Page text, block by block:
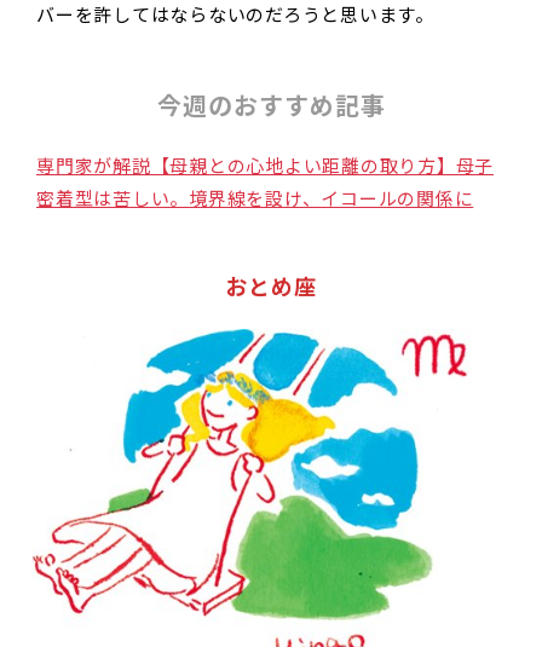
バーを許してはならないのだろうと思います。
今週のおすすめ記事
専門家が解説【母親との心地よい距離の取り方】母子
密着型は苦しい。境界線を設け、イコールの関係に
おとめ座